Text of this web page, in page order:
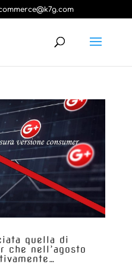
quella di
che nell’agosto